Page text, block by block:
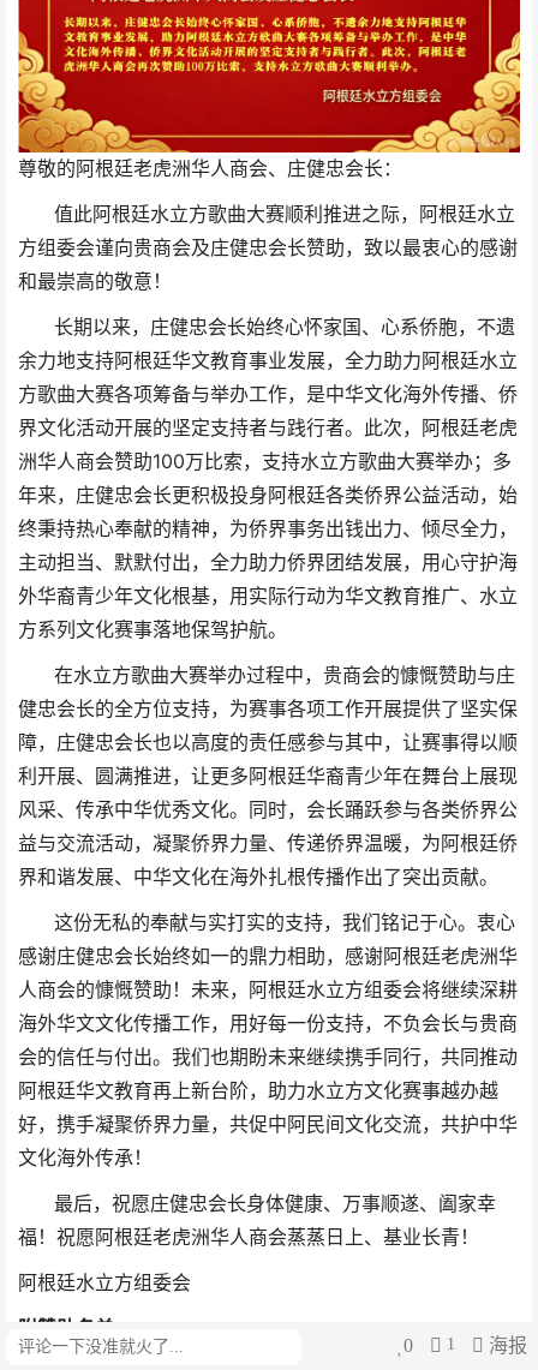
尊敬的阿根廷老虎洲华人商会、庄健忠会长：
值此阿根廷水立方歌曲大赛顺利推进之际，阿根廷水立
方组委会谨向贵商会及庄健忠会长赞助，致以最衷心的感谢
和最崇高的敬意！
长期以来，庄健忠会长始终心怀家国、心系侨胞，不遗
余力地支持阿根廷华文教育事业发展，全力助力阿根廷水立
方歌曲大赛各项筹备与举办工作，是中华文化海外传播、侨
界文化活动开展的坚定支持者与践行者。此次，阿根廷老虎
洲华人商会赞助100万比索，支持水立方歌曲大赛举办；多
年来，庄健忠会长更积极投身阿根廷各类侨界公益活动，始
终秉持热心奉献的精神，为侨界事务出钱出力、倾尽全力，
主动担当、默默付出，全力助力侨界团结发展，用心守护海
外华裔青少年文化根基，用实际行动为华文教育推广、水立
方系列文化赛事落地保驾护航。
在水立方歌曲大赛举办过程中，贵商会的慷慨赞助与庄
健忠会长的全方位支持，为赛事各项工作开展提供了坚实保
障， 庄健忠会长也以高度的责任感参与其中，让赛事得以顺
利开展、圆满推进，让更多阿根廷华裔青少年在舞台上展现
风采、传承中华优秀文化。同时，会长踊跃参与各类侨界公
益与交流活动，凝聚侨界力量、传递侨界温暖，为阿根廷侨
界和谐发展、中华文化在海外扎根传播作出了突出贡献。
这份无私的奉献与实打实的支持，我们铭记于心。衷心
感谢庄健忠会长始终如一的鼎力相助，感谢阿根廷老虎洲华
人商会的慷慨赞助！未来，阿根廷水立方组委会将继续深耕
海外华文文化传播工作，用好每一份支持，不负会长与贵商
会的信任与付出。我们也期盼未来继续携手同行，共同推动
阿根廷华文教育再上新台阶，助力水立方文化赛事越办越
好，携手凝聚侨界力量，共促中阿民间文化交流，共护中华
文化海外传承！
最后，祝愿庄健忠会长身体健康、万事顺遂、阖家幸
福！祝愿阿根廷老虎洲华人商会蒸蒸日上、基业长青！
阿根廷水立方组委会
附赞助名单:
评论 0 1 海报